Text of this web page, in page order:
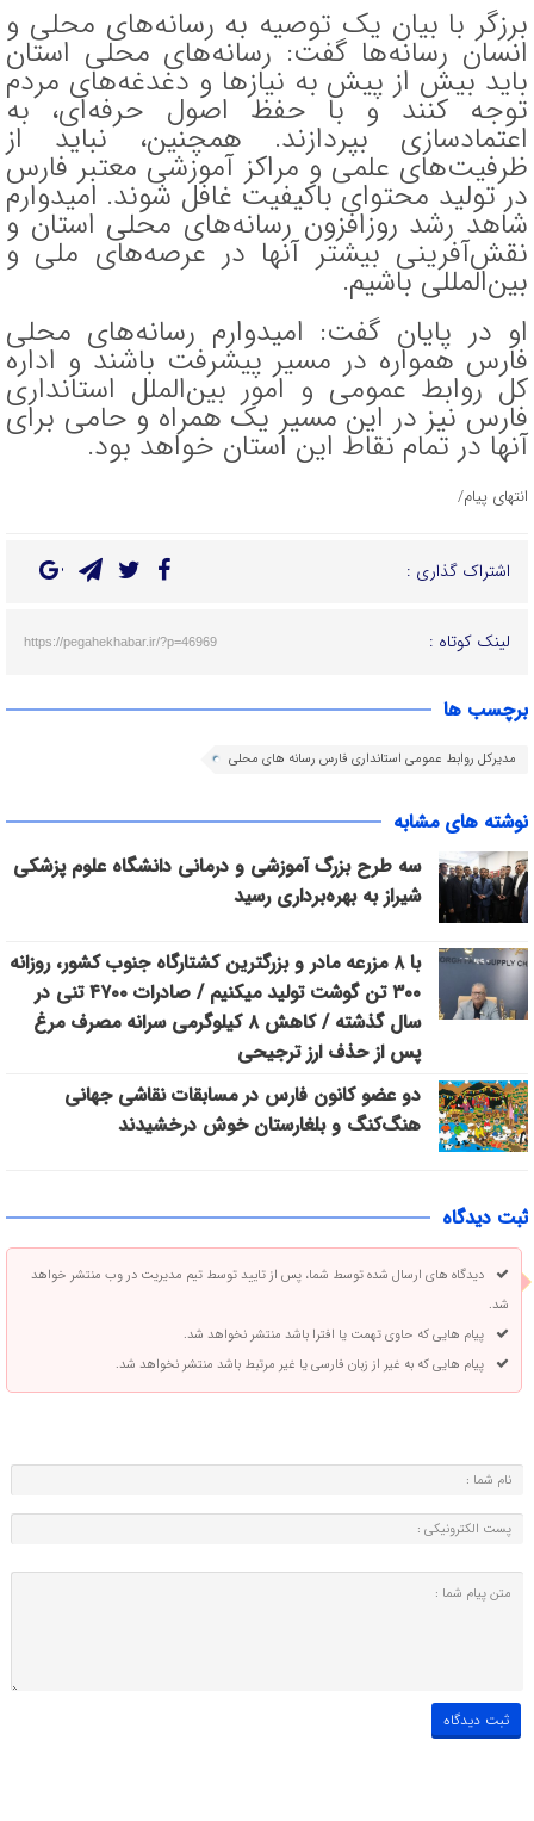
برزگر با بیان یک توصیه به رسانه‌های محلی و
انسان رسانه‌ها گفت: رسانه‌های محلی استان
باید بیش از پیش به نیاز‌ها و دغدغه‌های مردم
توجه کنند و با حفظ اصول حرفه‌ای، به
اعتمادسازی بپردازند. همچنین، نباید از
ظرفیت‌های علمی و مراکز آموزشی معتبر فارس
در تولید محتوای باکیفیت غافل شوند. امیدوارم
شاهد رشد روزافزون رسانه‌های محلی استان و
نقش‌آفرینی بیشتر آنها در عرصه‌های ملی و
بین‌المللی باشیم.
او در پایان گفت: امیدوارم رسانه‌های محلی
فارس همواره در مسیر پیشرفت باشند و اداره
کل روابط عمومی و امور بین‌الملل استانداری
فارس نیز در این مسیر یک همراه و حامی برای
آنها در تمام نقاط این استان خواهد بود.
انتهای پیام/
اشتراک گذاری :
لینک کوتاه : https://pegahekhabar.ir/?p=46969
برچسب ها
مدیرکل روابط عمومی استانداری فارس رسانه های محلی
نوشته های مشابه
سه طرح بزرگ آموزشی و درمانی دانشگاه علوم پزشکی
شیراز به بهره‌برداری رسید
با ۸ مزرعه مادر و بزرگترین کشتارگاه جنوب کشور، روزانه
۳۰۰ تن گوشت تولید میکنیم / صادرات ۴۷۰۰ تنی در
سال گذشته / کاهش ۸ کیلوگرمی سرانه مصرف مرغ
پس از حذف ارز ترجیحی
دو عضو کانون فارس در مسابقات نقاشی جهانی
هنگ‌کنگ و بلغارستان خوش درخشیدند
ثبت دیدگاه
دیدگاه های ارسال شده توسط شما، پس از تایید توسط تیم مدیریت در وب منتشر خواهد
شد.
پیام هایی که حاوی تهمت یا افترا باشد منتشر نخواهد شد.
پیام هایی که به غیر از زبان فارسی یا غیر مرتبط باشد منتشر نخواهد شد.